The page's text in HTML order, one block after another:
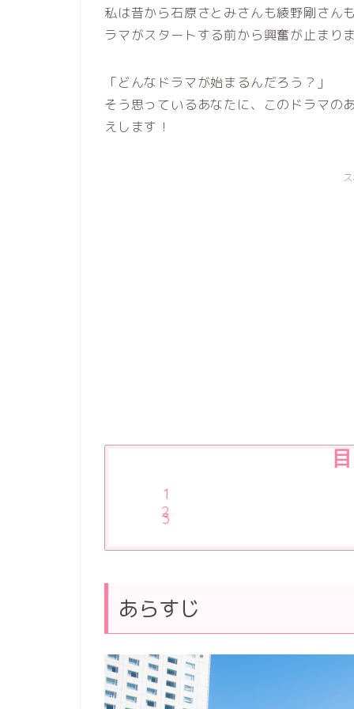
私は昔から石原さとみさんも綾野剛さん
ラマがスタートする前から興奮が止まり
「どんなドラマが始まるんだろう？」
そう思っているあなたに、このドラマの
えします！
あらすじ